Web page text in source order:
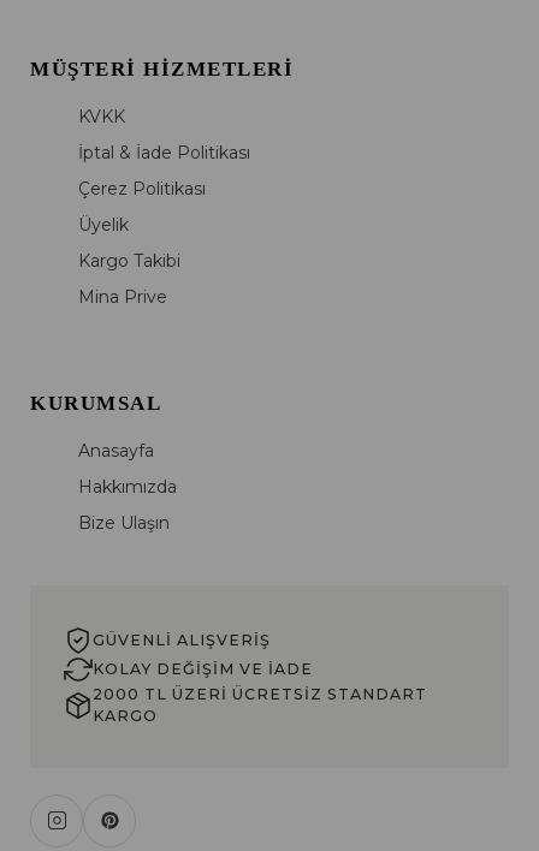
MÜŞTERI HIZMETLERI
KVKK
İptal & İade Politikası
Çerez Politikası
Üyelik
Kargo Takibi
Mina Prive
KURUMSAL
Anasayfa
Hakkımızda
Bize Ulaşın
GÜVENLI ALIŞVERIŞ
KOLAY DEĞIŞIM VE İADE
2000 TL ÜZERI ÜCRETSIZ STANDART
KARGO